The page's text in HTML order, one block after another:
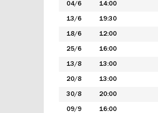
04/6 14:00
13/6 19:30
18/6 12:00
25/6 16:00
13/8 13:00
20/8 13:00
30/8 20:00
09/9 16:00